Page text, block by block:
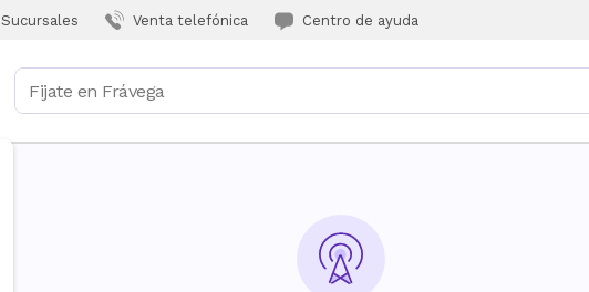
Sucursales Venta telefónica Centro de ayuda